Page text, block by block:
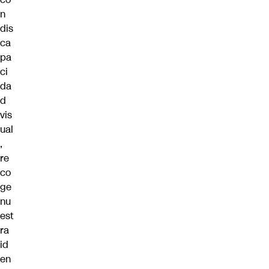
n
dis
ca
pa
ci
da
d
vis
ual
,
re
co
ge
nu
est
ra
id
en